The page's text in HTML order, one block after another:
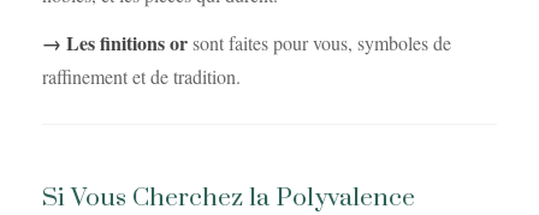
→ Les finitions orsont faites pour vous, symboles de
raffinement et de tradition.
Si Vous Cherchez la Polyvalence